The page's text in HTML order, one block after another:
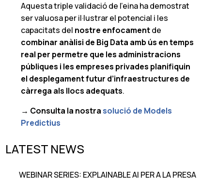
Aquesta triple validació de l’eina ha demostrat
ser valuosa per il·lustrar el potencial i les
capacitats del nostre enfocamentde
combinar anàlisi de Big Data amb ús en temps
real per permetre que les administracions
públiques i les empreses privades planifiquin
el desplegament futur d’infraestructures de
càrrega als llocs adequats.
→ Consulta la nostrasolució de Models
Predictius
LATEST NEWS
WEBINAR SERIES: EXPLAINABLE AI PER A LA PRESA